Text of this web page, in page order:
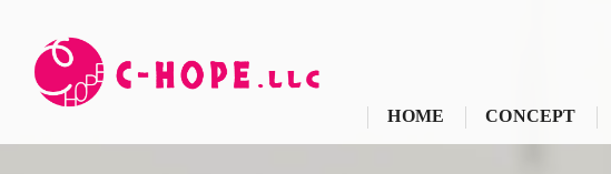
HOME CONCEPT